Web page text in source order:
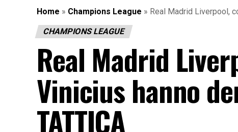
Home » Champions League » Real Madrid Liverpool,
CHAMPIONS LEAGUE
Real Madrid
Vinicius hanno
TATTICA